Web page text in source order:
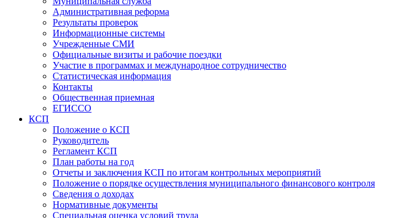
Административная реформа
Результаты проверок
Информационные системы
Учрежденные СМИ
Официальные визиты и рабочие поездки
Участие в программах и международное сотрудничество
Статистическая информация
Контакты
Общественная приемная
ЕГИССО
КСП
Положение о КСП
Руководитель
Регламент КСП
План работы на год
Отчеты и заключения КСП по итогам контрольных мероприятий
Положение о порядке осуществления муниципального финансового контроля
Сведения о доходах
Нормативные документы
Специальная оценка условий труда